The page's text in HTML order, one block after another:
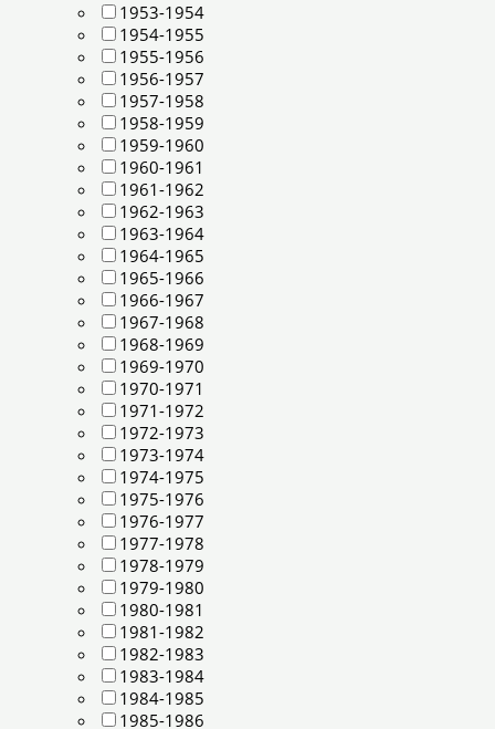
1953-1954
1954-1955
1955-1956
1956-1957
1957-1958
1958-1959
1959-1960
1960-1961
1961-1962
1962-1963
1963-1964
1964-1965
1965-1966
1966-1967
1967-1968
1968-1969
1969-1970
1970-1971
1971-1972
1972-1973
1973-1974
1974-1975
1975-1976
1976-1977
1977-1978
1978-1979
1979-1980
1980-1981
1981-1982
1982-1983
1983-1984
1984-1985
1985-1986